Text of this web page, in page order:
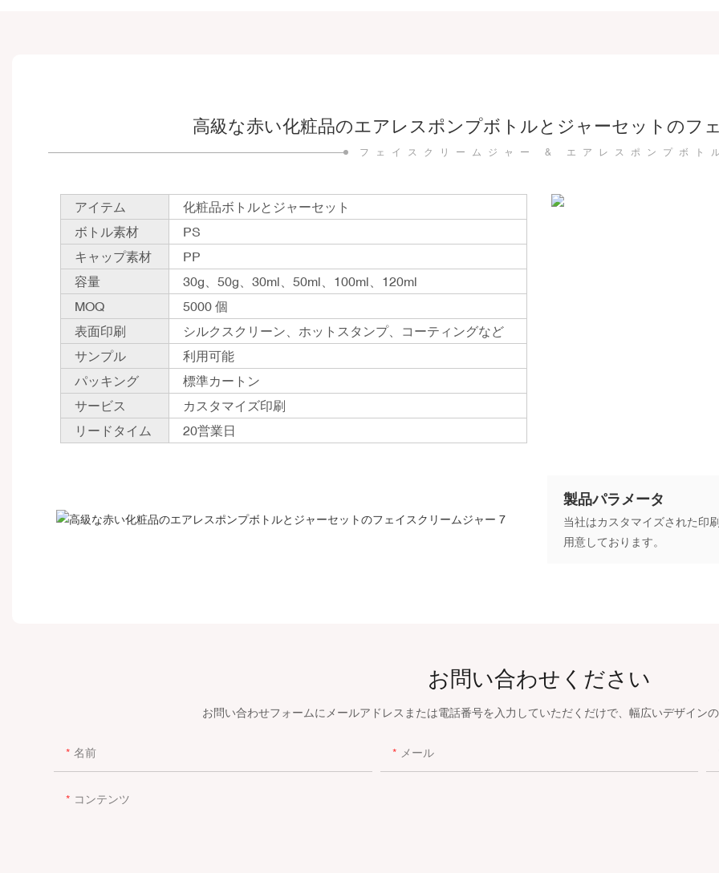
高級な赤い化粧品のエアレスポンプボトルとジャーセットのフ
フェイスクリームジャー & エアレスポンプボト
アイテム
化粧品ボトルとジャーセット
ボトル素材
PS
キャップ素材
PP
容量
30g、50g、30ml、50ml、100ml、120ml
MOQ
5000 個
表面印刷
シルクスクリーン、ホットスタンプ、コーティングなど
サンプル
利用可能
パッキング
標準カートン
サービス
カスタマイズ印刷
リードタイム
20営業日
製品パラメータ
当社はカスタマイズされた印
用意しております。
お問い合わせください
お問い合わせフォームにメールアドレスまたは電話番号を入力していただくだけで、幅広いデザイン
名前 メール
コンテンツ